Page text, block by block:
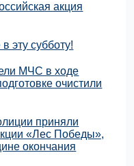
акция
эту субботу!
МЧС в ходе
очистили
приняли
«Лес Победы»,
окончания